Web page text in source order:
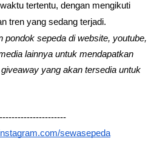
tertentu, dengan mengikuti
tren yang sedang terjadi.
pondok sepeda di website, youtube,
lainnya untuk mendapatkan
yang akan tersedia untuk
sewasepeda